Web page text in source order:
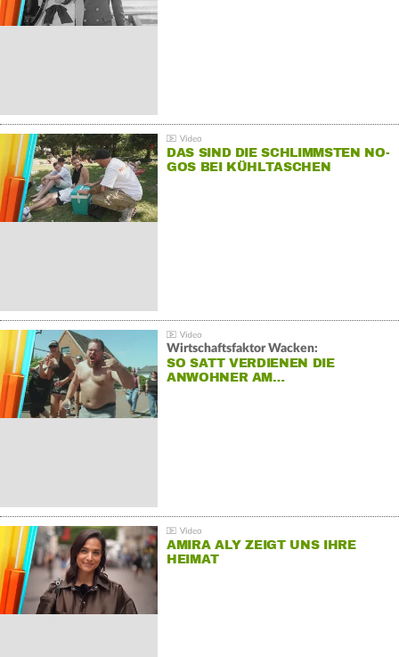
DAS SIND DIE SCHLIMMSTEN NO-
GOS BEI KÜHLTASCHEN
Wirtschaftsfaktor Wacken:
SO SATT VERDIENEN DIE
ANWOHNER AM…
AMIRA ALY ZEIGT UNS IHRE
HEIMAT